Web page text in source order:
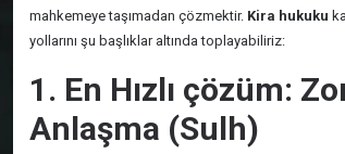
mahkemeye taşımadan çözmektir. Kira hukuku
yollarını şu başlıklar altında toplayabiliriz:
1. En Hızlı çözüm:
Anlaşma (Sulh)